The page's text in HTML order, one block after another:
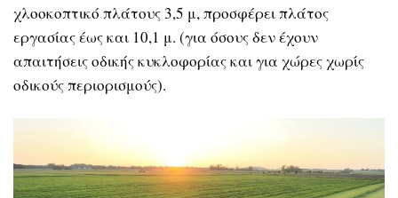
χλοοκοπτικό πλάτους 3,5 μ, προσφέρει πλάτος
εργασίας έως και 10,1 μ. (για όσους δεν έχουν
απαιτήσεις οδικής κυκλοφορίας και για χώρες χωρίς
οδικούς περιορισμούς).